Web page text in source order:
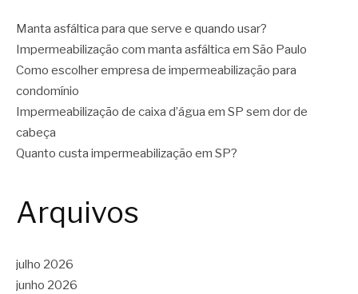
Manta asfáltica para que serve e quando usar?
Impermeabilização com manta asfáltica em São Paulo
Como escolher empresa de impermeabilização para
condomínio
Impermeabilização de caixa d’água em SP sem dor de
cabeça
Quanto custa impermeabilização em SP?
Arquivos
julho 2026
junho 2026